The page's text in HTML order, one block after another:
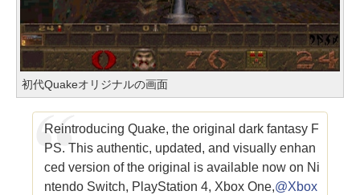
初代Quakeオリジナルの画面
Reintroducing Quake, the original dark fantasy F
PS. This authentic, updated, and visually enhan
ced version of the original is available now on Ni
ntendo Switch, PlayStation 4, Xbox One,@Xbox